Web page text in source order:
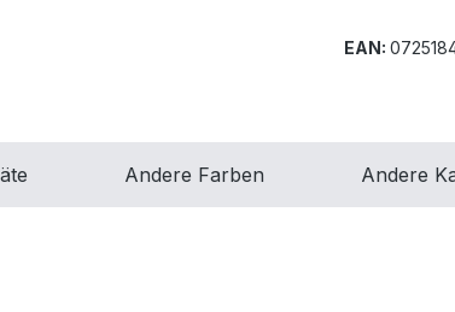
EAN:
Andere Farben Andere